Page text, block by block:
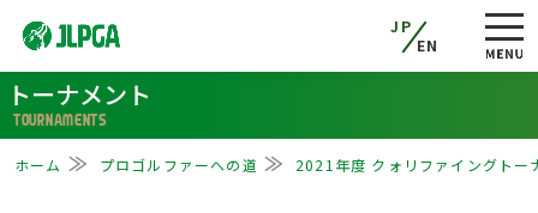
JP
EN
トーナメント
TOURNAMENTS
ホーム プロゴルファーへの道 2021年度 クォリファイングトー